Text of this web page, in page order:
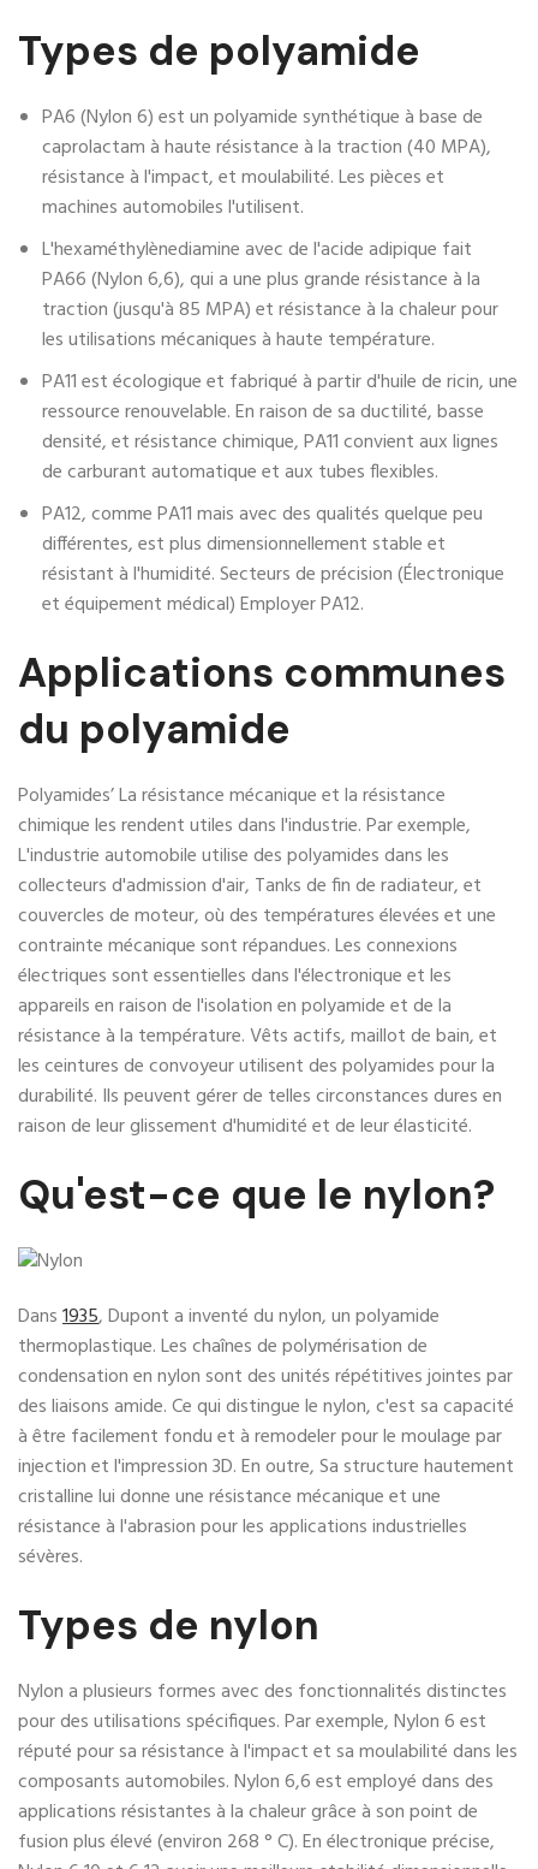
Types de polyamide
PA6 (Nylon 6) est un polyamide synthétique à base de
caprolactam à haute résistance à la traction (40 MPA),
résistance à l'impact, et moulabilité. Les pièces et
machines automobiles l'utilisent.
L'hexaméthylènediamine avec de l'acide adipique fait
PA66 (Nylon 6,6), qui a une plus grande résistance à la
traction (jusqu'à 85 MPA) et résistance à la chaleur pour
les utilisations mécaniques à haute température.
PA11 est écologique et fabriqué à partir d'huile de ricin, une
ressource renouvelable. En raison de sa ductilité, basse
densité, et résistance chimique, PA11 convient aux lignes
de carburant automatique et aux tubes flexibles.
PA12, comme PA11 mais avec des qualités quelque peu
différentes, est plus dimensionnellement stable et
résistant à l'humidité. Secteurs de précision (Électronique
et équipement médical) Employer PA12.
Applications communes
du polyamide
Polyamides’ La résistance mécanique et la résistance
chimique les rendent utiles dans l'industrie. Par exemple,
L'industrie automobile utilise des polyamides dans les
collecteurs d'admission d'air, Tanks de fin de radiateur, et
couvercles de moteur, où des températures élevées et une
contrainte mécanique sont répandues. Les connexions
électriques sont essentielles dans l'électronique et les
appareils en raison de l'isolation en polyamide et de la
résistance à la température. Vêts actifs, maillot de bain, et
les ceintures de convoyeur utilisent des polyamides pour la
durabilité. Ils peuvent gérer de telles circonstances dures en
raison de leur glissement d'humidité et de leur élasticité.
Qu'est-ce que le nylon?
Dans1935, Dupont a inventé du nylon, un polyamide
thermoplastique. Les chaînes de polymérisation de
condensation en nylon sont des unités répétitives jointes par
des liaisons amide. Ce qui distingue le nylon, c'est sa capacité
à être facilement fondu et à remodeler pour le moulage par
injection et l'impression 3D. En outre, Sa structure hautement
cristalline lui donne une résistance mécanique et une
résistance à l'abrasion pour les applications industrielles
sévères.
Types de nylon
Nylon a plusieurs formes avec des fonctionnalités distinctes
pour des utilisations spécifiques. Par exemple, Nylon 6 est
réputé pour sa résistance à l'impact et sa moulabilité dans les
composants automobiles. Nylon 6,6 est employé dans des
applications résistantes à la chaleur grâce à son point de
fusion plus élevé (environ 268 ° C). En électronique précise,